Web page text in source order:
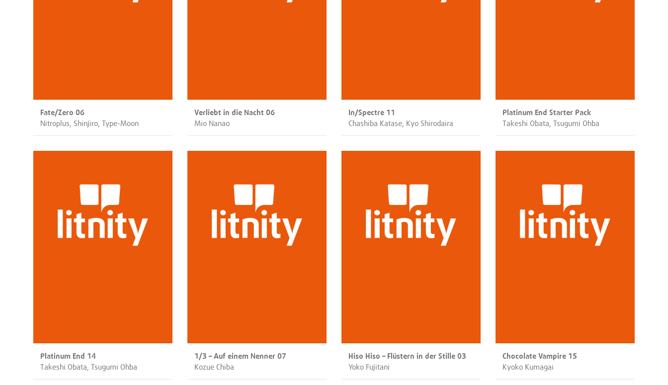
Fate/Zero 06
Nitroplus, Shinjiro, Type-Moon
Verliebt in die Nacht 06
Mio Nanao
In/Spectre 11
Chashiba Katase, Kyo Shirodaira
Platinum End Starter Pack
Takeshi Obata, Tsugumi Ohba
Platinum End 14
Takeshi Obata, Tsugumi Ohba
1/3 – Auf einem Nenner 07
Kozue Chiba
Hiso Hiso – Flüstern in der Stille 03
Yoko Fujitani
Chocolate Vampire 15
Kyoko Kumagai